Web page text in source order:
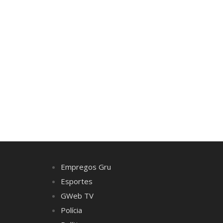
Empregos Gru
Esportes
GWeb TV
Polícia